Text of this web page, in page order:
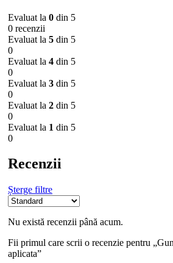
Evaluat la 0 din 5
0 recenzii
Evaluat la 5 din 5
0
Evaluat la 4 din 5
0
Evaluat la 3 din 5
0
Evaluat la 2 din 5
0
Evaluat la 1 din 5
0
Recenzii
Șterge filtre
Nu există recenzii până acum.
Fii primul care scrii o recenzie pentru
aplicata”